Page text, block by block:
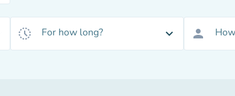
history_toggle_off For how long? expand_more person